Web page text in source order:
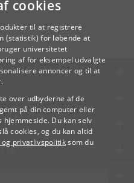
cookies
til at registrere
(statistik) for løbende at
universitetet
af for eksempel udvalgte
annoncer og til at
over udbyderne af de
på din computer eller
Du kan selv
cookies, og du kan altid
og privatlivspolitiksom du